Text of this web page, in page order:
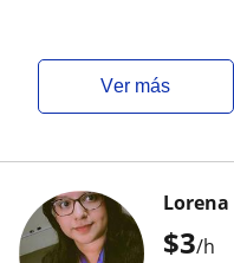
ver más
$3/h
Lorena